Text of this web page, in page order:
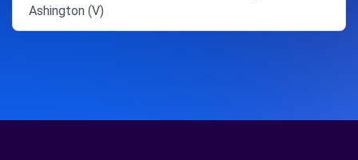
Ashington (V)